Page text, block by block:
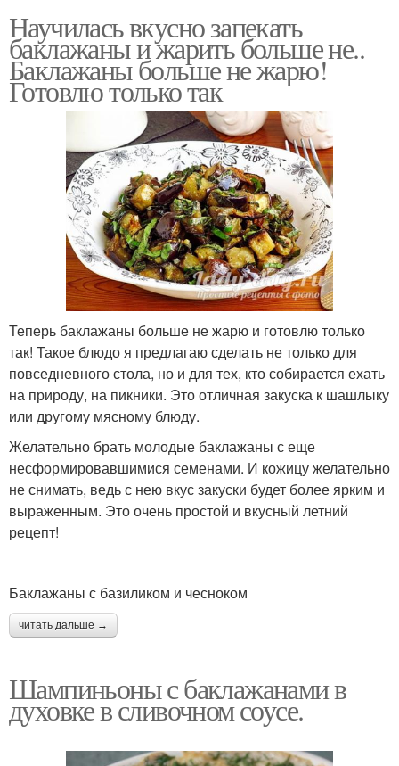
Научилась вкусно запекать
баклажаны и жарить больше не..
Баклажаны больше не жарю!
Готовлю только так
Теперь баклажаны больше не жарю и готовлю только
так! Такое блюдо я предлагаю сделать не только для
повседневного стола, но и для тех, кто собирается ехать
на природу, на пикники. Это отличная закуска к шашлыку
или другому мясному блюду.
Желательно брать молодые баклажаны с еще
несформировавшимися семенами. И кожицу желательно
не снимать, ведь с нею вкус закуски будет более ярким и
выраженным. Это очень простой и вкусный летний
рецепт!
Баклажаны с базиликом и чесноком
читать дальше →
Шампиньоны с баклажанами в
духовке в сливочном соусе.